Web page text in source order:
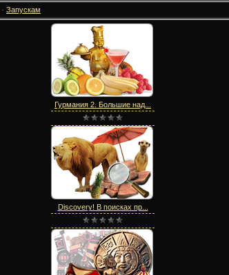
· Запускам
Гурмания 2. Большие над...
Discovery! В поисках пр...